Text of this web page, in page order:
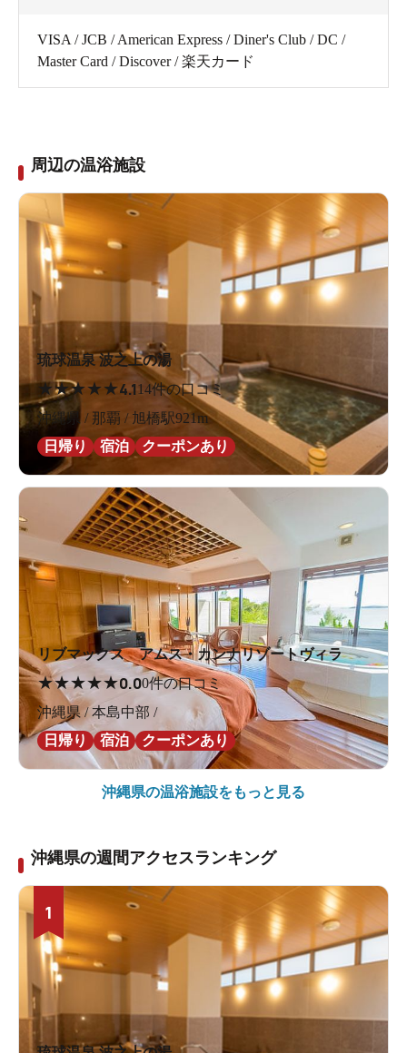
VISA / JCB / American Express / Diner's Club / DC /
Master Card / Discover / 楽天カード
周辺の温浴施設
琉球温泉 波之上の湯
★★★ ★ ★4.114件の口コミ
沖縄県 / 那覇 / 旭橋駅921m
日帰り
宿泊 クーポンあり
リブマックス アムス・カンナリゾートヴィラ
★★★★★0.00件の口コミ
沖縄県 / 本島中部 /
日帰り
宿泊 クーポンあり
沖縄県の温浴施設をもっと見る
沖縄県の週間アクセスランキング
1